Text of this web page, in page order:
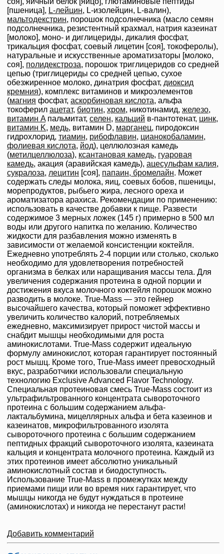
[пшеница], L-лейцин, L-изолейцин, L-валин),
мальтодекстрин, порошок подсолнечника (масло семян
подсолнечника, резистентный крахмал, натрия казеинат
[молоко], моно- и диглицериды, дикалия фосфат,
трикальция фосфат, соевый лицетин [соя], токоферолы),
натуральные и искусственные ароматизаторы [молоко,
соя], полидекстроза, порошок триглицеридов со средней
цепью (триглицериды со средней цепью, сухое
обезжиренное молоко, динатрия фосфат, диоксид
кремния), комплекс витаминов и микроэлементов
(магния фосфат, аскорбиновая кислота, альфа
токоферил ацетат, биотин, хром, никотинамид, железо,
витамин Aпальмитат, селен, кальций в-пантотенат, цинк,
витамин K, медь, витамин D, марганец, пиродоксин
гидрохлорид, тиамин, рибофлавин, цианокобаламин,
фолиевая кислота, йод), целлюлозная камедь
(метилцеллюлоза), ксантановая камедь, гуаровая
камедь, акация (аравийская камедь), ацесульфам калия,
сукралоза, лецитин [соя], папаин, бромелайн. Может
содержать следы молока, яиц, соевых бобов, пшеницы,
морепродуктов, рыбьего жира, лесного ореха и
ароматизатора арахиса. Рекомендации по применению:
использовать в качестве добавки к пище. Развести
содержимое 3 мерных ложек (145 г) примерно в 500 мл
воды или другого напитка по желанию. Количество
жидкости для разбавления можно изменять в
зависимости от желаемой консистенции коктейля.
Ежедневно употреблять 2-4 порции или столько, сколько
необходимо для удовлетворения потребностей
организма в белках или наращивания массы тела. Для
увеличения содержания протеина в одной порции и
достижения вкуса молочного коктейля порошок можно
разводить в молоке. True-Mass — это гейнер
высочайшего качества, который поможет эффективно
увеличить количество калорий, потребляемых
ежедневно, максимизирует прирост чистой массы и
снабдит мышцы необходимыми для роста
аминокислотами. True-Mass содержит идеальную
формулу аминокислот, которая гарантирует постоянный
рост мышц. Кроме того, True-Mass имеет превосходный
вкус, разработчики использовали специальную
технологию Exclusive Advanced Flavor Technology.
Специальная протеиновая смесь True-Mass состоит из
ультрафильтрованного концентрата сывороточного
протеина с большим содержанием альфа-
лактальбумина, мицеллярных альфа и бета казеинов и
казеинатов, микрофильтрованного изолята
сывороточного протеина с большим содержанием
пептидных фракций сывороточного изолята, казеината
кальция и концентрата молочного протеина. Каждый из
этих протеинов имеет абсолютно уникальный
аминокислотный состав и биодоступность.
Использование True-Mass в промежутках между
приемами пищи или во время них гарантирует, что
мышцы никогда не будут нуждаться в протеине
(аминокислотах) и никогда не перестанут расти!
Добавить комментарий